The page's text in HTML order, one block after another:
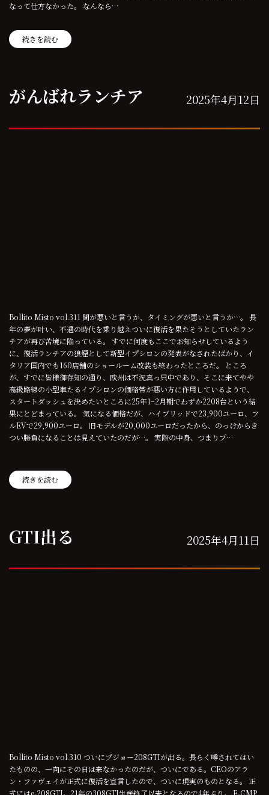
なって仕方なかった。 なんなら…
続きを読む
がんばれランチア 2025年4月12日
Bollito Misto vol.311 間が悪いと言うか、タイミングが悪いと言うか…。 長
年の夢が叶い、不遇の時代を乗り越えついに復活を果たそうとしていたラン
チアが再び苦境に陥っている。 すでに何度もここでお知らせしているよう
に、復活ランチアの狼煙として新型イプシロンの発表がなされたばかり、イ
タリア国内でも160店舗のショールーム改装も終わったところだ。 ところ
が、すでに皆様御存知の通り、欧州は不況真っ只中であり、そこに来てやや
高級路線の小型車たるイプシロンの価格帯が悪い方に作用しているようで、
スタートダッシュを決めたいところに25年1−2月期でわずか2208台という結
果にとどまっている。 気になる価格だが、ハイブリッドで23,900ユーロ、フ
ルEVで29,900ユーロ。 旧モデルが20,000ユーロだったから、のっけからき
つい勝負になることは見えていたのだが…。 実際の中身、つまりプ…
続きを読む
GTI出る 2025年4月11日
Bollito Misto vol.310 ついにプジョー208GTIが出る。長らく噂されてはい
たものの、一向にその日は来なかったのだが、ついにである。CEOのアラ
ン・ファヴェイが正式に復活を宣言したので、ついに現実のものとなる。 正
式にはe-208GTI。21年の308GTI生産終了以来となるので4年ぶり。 E-CMP